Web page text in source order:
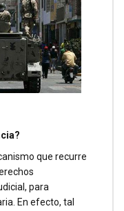
que recurre
para
En efecto, tal